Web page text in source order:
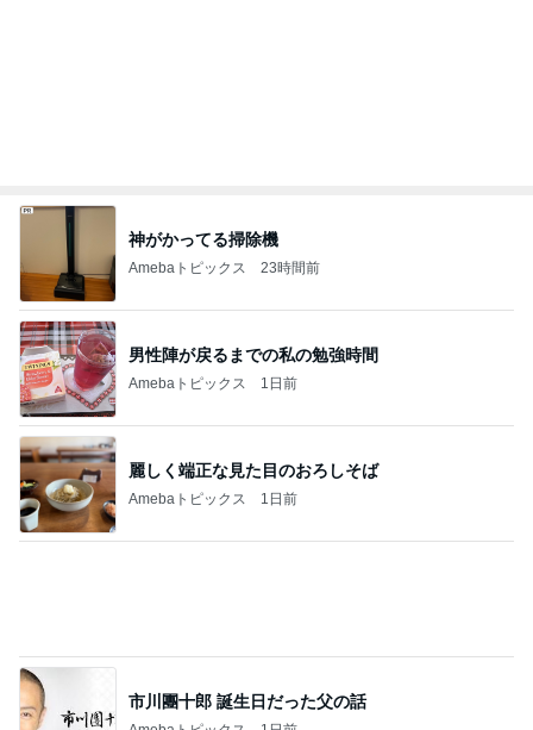
神がかってる掃除機
Amebaトピックス 23時間前
男性陣が戻るまでの私の勉強時間
Amebaトピックス 1日前
麗しく端正な見た目のおろしそば
Amebaトピックス 1日前
市川團十郎 誕生日だった父の話